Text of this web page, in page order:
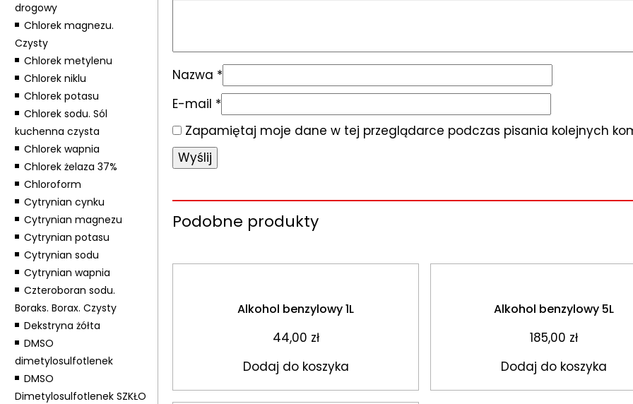
drogowy
Chlorek magnezu.
Czysty
Chlorek metylenu
Chlorek niklu
Chlorek potasu
Chlorek sodu. Sól
kuchenna czysta
Chlorek wapnia
Chlorek żelaza 37%
Chloroform
Cytrynian cynku
Cytrynian magnezu
Cytrynian potasu
Cytrynian sodu
Cytrynian wapnia
Czteroboran sodu.
Boraks. Borax. Czysty
Dekstryna żółta
DMSO
dimetylosulfotlenek
DMSO
Dimetylosulfotlenek SZKŁO
Nazwa *
E-mail *
Zapamiętaj moje dane w tej przeglądarce podczas pisania kolejnych
Podobne produkty
Alkohol benzylowy 1L
44,00 zł
Dodaj do koszyka
Alkohol benzylowy 5L
185,00 zł
Dodaj do koszyka